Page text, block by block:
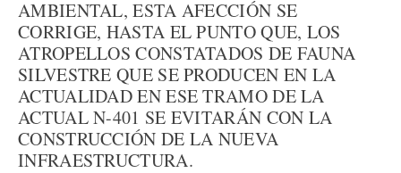
AMBIENTAL, ESTA AFECCIÓN SE
CORRIGE, HASTA EL PUNTO QUE, LOS
ATROPELLOS CONSTATADOS DE FAUNA
SILVESTRE QUE SE PRODUCEN EN LA
ACTUALIDAD EN ESE TRAMO DE LA
ACTUAL N-401 SE EVITARÁN CON LA
CONSTRUCCIÓN DE LA NUEVA
INFRAESTRUCTURA.